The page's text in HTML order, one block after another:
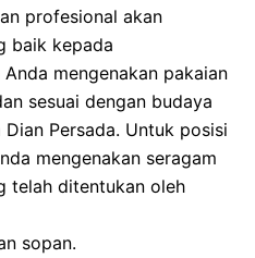
profesional akan
baik kepada
mengenakan pakaian
sesuai dengan budaya
Persada. Untuk posisi
mengenakan seragam
telah ditentukan oleh
sopan.